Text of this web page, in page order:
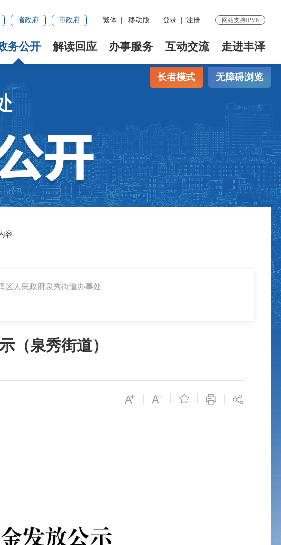
省政府 市政府 繁体 移动版 登录 注册 网站支持IPV6
务公开 解读回应 办事服务 互动交流 走进丰泽
长者模式 无障碍浏览
容
区人民政府泉秀街道办事处
（泉秀街道）
